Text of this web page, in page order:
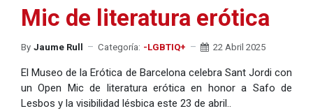
Mic de literatura erótica
By Jaume Rull Categoría: -LGBTIQ+ 22 Abril 2025
El Museo de la Erótica de Barcelona celebra Sant Jordi con
un Open Mic de literatura erótica en honor a Safo de
Lesbos y la visibilidad lésbica este 23 de abril..